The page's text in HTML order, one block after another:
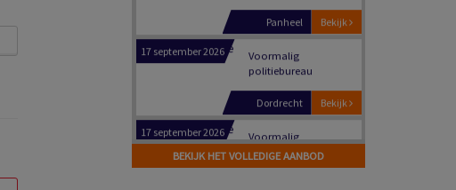
politiebureau
Voormalig
politiebureau
17 september 2026
Voormalig
BEKIJK HET VOLLEDIGE AANBOD